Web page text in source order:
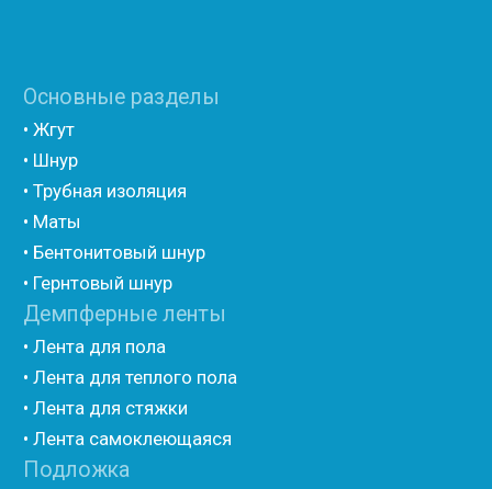
• Вспененный полиэтилен для упаковки НПЭ
• Вспененный полиэтилен рулонный НПЭ
• Подложка под ламинат НПЭ
Мастика и герметик
• Герметик для швов
• Герметик «тёплый шов»
• Korall
• Ecoroom
• Oppa
Другие товары
• Герлен
• Гермит
• Техническая изоляция Хотпайп
• Ру-флекс
• Энергофлекс
• K-flex